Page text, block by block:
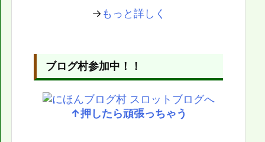
→もっと詳しく
ブログ村参加中！！
↑押したら頑張っちゃう